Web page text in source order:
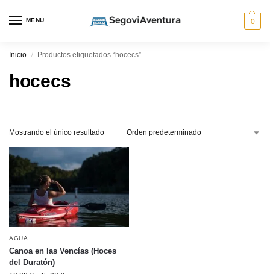
MENU 0
Inicio / Productos etiquetados “hocecs”
hocecs
Mostrando el único resultado
AGUA
Canoa en las Vencías (Hoces
del Duratón)